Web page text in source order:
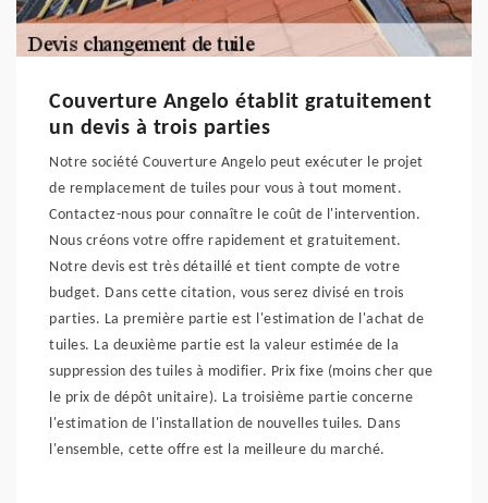
Couverture Angelo établit gratuitement
un devis à trois parties
Notre société Couverture Angelo peut exécuter le projet
de remplacement de tuiles pour vous à tout moment.
Contactez-nous pour connaître le coût de l'intervention.
Nous créons votre offre rapidement et gratuitement.
Notre devis est très détaillé et tient compte de votre
budget. Dans cette citation, vous serez divisé en trois
parties. La première partie est l'estimation de l'achat de
tuiles. La deuxième partie est la valeur estimée de la
suppression des tuiles à modifier. Prix fixe (moins cher que
le prix de dépôt unitaire). La troisième partie concerne
l'estimation de l'installation de nouvelles tuiles. Dans
l'ensemble, cette offre est la meilleure du marché.